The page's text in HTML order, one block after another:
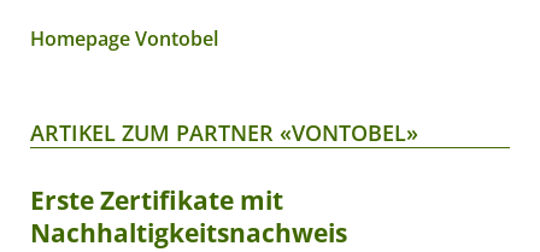
Homepage Vontobel
ARTIKEL ZUM PARTNER «VONTOBEL»
Erste Zertifikate mit
Nachhaltigkeitsnachweis